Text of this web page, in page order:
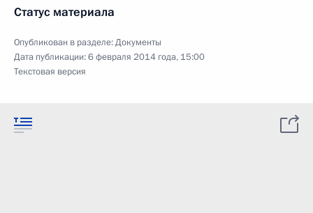
Статус материала
Опубликован в разделе:Документы
Дата публикации:6 февраля 2014 года, 15:00
Текстовая версия